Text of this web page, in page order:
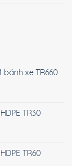
bánh xe TR660
TR30
TR60